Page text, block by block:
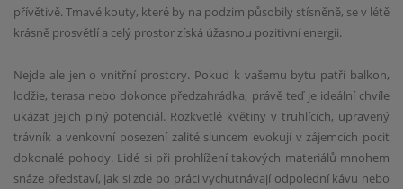
přívětivě. Tmavé kouty, které by na podzim působily stísněně, se v létě
krásně prosvětlí a celý prostor získá úžasnou pozitivní energii.
Nejde ale jen o vnitřní prostory. Pokud k vašemu bytu patří balkon,
lodžie, terasa nebo dokonce předzahrádka, právě teď je ideální chvíle
ukázat jejich plný potenciál. Rozkvetlé květiny v truhlících, upravený
trávník a venkovní posezení zalité sluncem evokují v zájemcích pocit
dokonalé pohody. Lidé si při prohlížení takových materiálů mnohem
snáze představí, jak si zde po práci vychutnávají odpolední kávu nebo